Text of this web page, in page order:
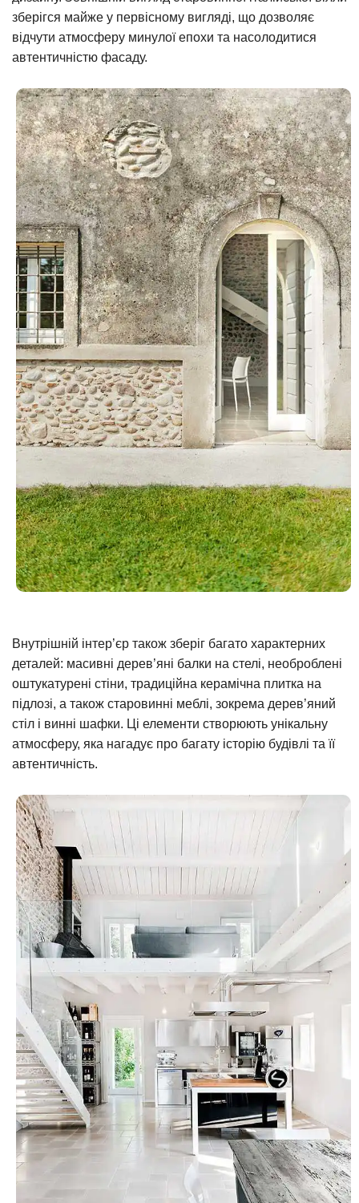
зберігся майже у первісному вигляді, що дозволяє
відчути атмосферу минулої епохи та насолодитися
автентичністю фасаду.
Внутрішній інтер’єр також зберіг багато характерних
деталей: масивні дерев’яні балки на стелі, необроблені
оштукатурені стіни, традиційна керамічна плитка на
підлозі, а також старовинні меблі, зокрема дерев’яний
стіл і винні шафки. Ці елементи створюють унікальну
атмосферу, яка нагадує про багату історію будівлі та її
автентичність.